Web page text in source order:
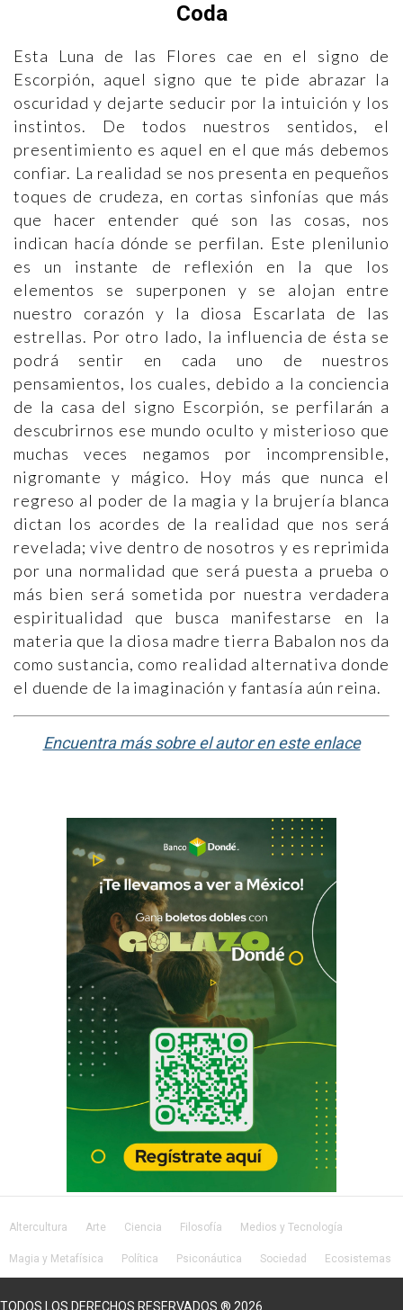
Coda
Esta Luna de las Flores cae en el signo de
Escorpión, aquel signo que te pide abrazar la
oscuridad y dejarte seducir por la intuición y los
instintos. De todos nuestros sentidos, el
presentimiento es aquel en el que más debemos
confiar. La realidad se nos presenta en pequeños
toques de crudeza, en cortas sinfonías que más
que hacer entender qué son las cosas, nos
indican hacía dónde se perfilan. Este plenilunio
es un instante de reflexión en la que los
elementos se superponen y se alojan entre
nuestro corazón y la diosa Escarlata de las
estrellas. Por otro lado, la influencia de ésta se
podrá sentir en cada uno de nuestros
pensamientos, los cuales, debido a la conciencia
de la casa del signo Escorpión, se perfilarán a
descubrirnos ese mundo oculto y misterioso que
muchas veces negamos por incomprensible,
nigromante y mágico. Hoy más que nunca el
regreso al poder de la magia y la brujería blanca
dictan los acordes de la realidad que nos será
revelada; vive dentro de nosotros y es reprimida
por una normalidad que será puesta a prueba o
más bien será sometida por nuestra verdadera
espiritualidad que busca manifestarse en la
materia que la diosa madre tierra Babalon nos da
como sustancia, como realidad alternativa donde
el duende de la imaginación y fantasía aún reina.
Encuentra más sobre el autor en este enlace
Altercultura Arte Ciencia Filosofía Medios y Tecnología
Magia y Metafísica Política Psiconáutica Sociedad Ecosistemas
TODOS LOS DERECHOS RESERVADOS ® 2026